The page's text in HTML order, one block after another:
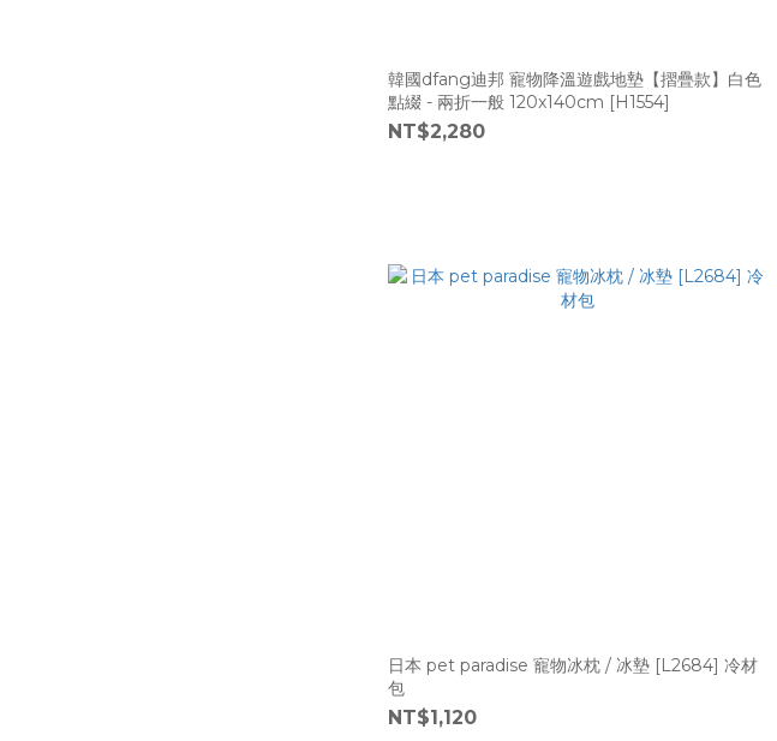
韓國dfang迪邦 寵物降溫遊戲地墊【摺疊款】白色
點綴 - 兩折一般 120x140cm [H1554]
NT$2,280
日本 pet paradise 寵物冰枕 / 冰墊 [L2684] 冷材
包
NT$1,120